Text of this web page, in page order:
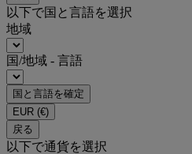
以下で国と言語を選択
地域
国/地域 - 言語
国と言語を確定
EUR (€)
戻る
以下で通貨を選択